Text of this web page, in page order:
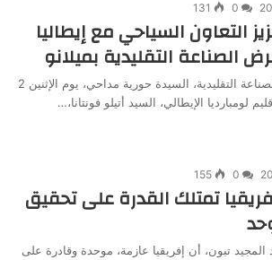
0
131
التعاون السياحي مع إيطاليا
التقليدية بميلانو
التقت وزيرة السياحة والصناعة التقليدية، السيدة حورية مداحي، يوم الإثنين 2
0
155
تمتلك القدرة على تحقيق
تبون، أن إفريقيا عازمة، موحدة وقادرة على